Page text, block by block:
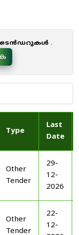
ടെൻഡറുകൾ .
Type
Last
Date
Other
Tender
29-
12-
2026
Other
Tender
22-
12-